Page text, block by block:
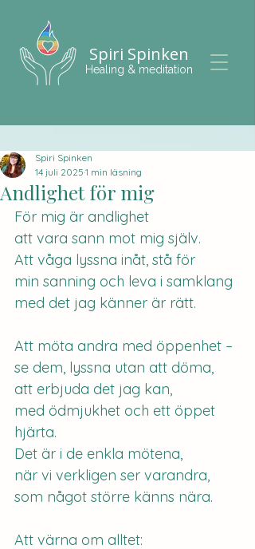
Spiri Spinken
Healing & meditation
Andlighet för mig
Spiri Spinken
14 juli 2025 1 min läsning
För mig är andlighet
att vara sann mot mig själv.
Att våga lyssna inåt, stå för
min sanning och leva i samklang
med det jag känner är rätt.
Att möta andra med öppenhet –
se dem, lyssna utan att döma,
att erbjuda det jag kan,
med ödmjukhet och ett öppet
hjärta.
Det är i de enkla mötena,
när vi verkligen ser varandra,
som något större känns nära.
Att värna om alltet: